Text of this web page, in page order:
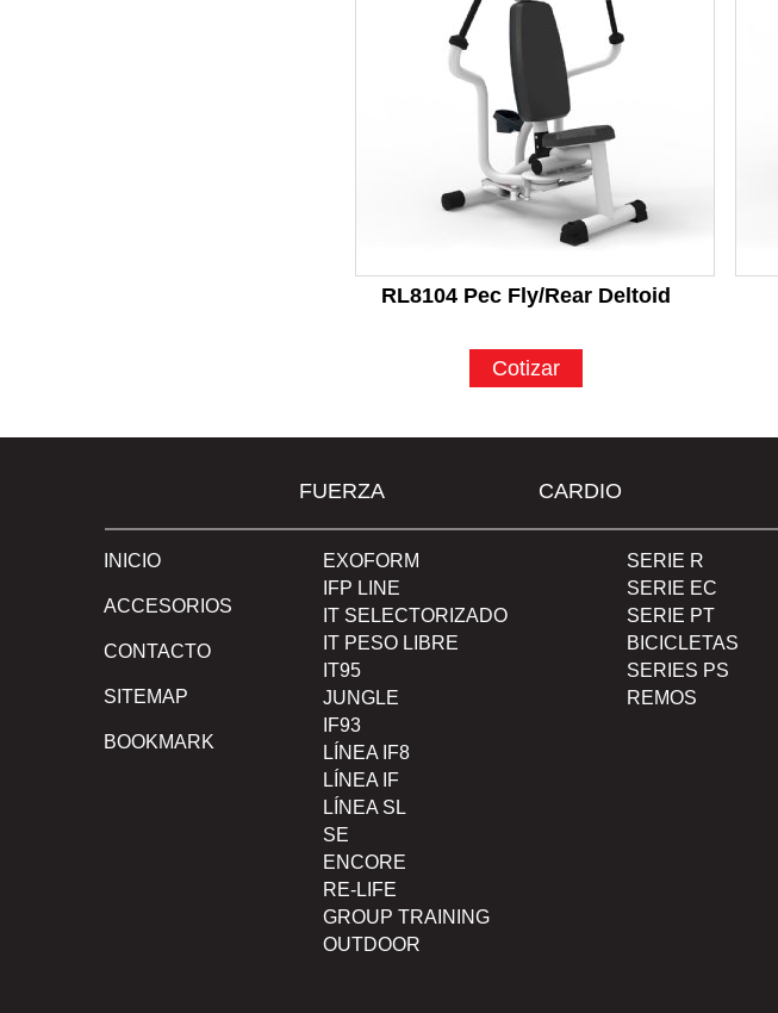
RL8104 Pec Fly/Rear Deltoid
Cotizar
FUERZA CARDIO
INICIO
ACCESORIOS
CONTACTO
SITEMAP
BOOKMARK
EXOFORM
IFP LINE
IT SELECTORIZADO
IT PESO LIBRE
IT95
JUNGLE
IF93
LÍNEA IF8
LÍNEA IF
LÍNEA SL
SE
ENCORE
RE-LIFE
GROUP TRAINING
OUTDOOR
SERIE R
SERIE EC
SERIE PT
BICICLETAS
SERIES PS
REMOS